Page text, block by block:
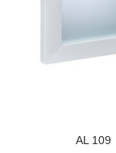
AL 109